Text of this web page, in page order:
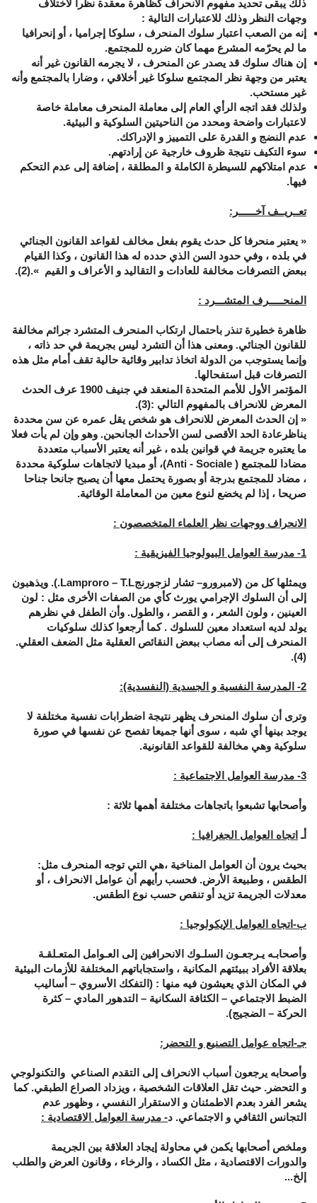
ذلك يبقى تحديد مفهوم الانحراف كظاهرة معقدة نظرا لاختلاف
وجهات النظر وذلك للاعتبارات التالية :
إنه من الصعب اعتبار سلوك المنحرف ، سلوكا إجراميا ، أو إنحرافيا
ما لم يحرّمه المشرع مهما كان ضرره للمجتمع.
إن هناك سلوك قد يصدر عن المنحرف ، لا يجرمه القانون غير أنه
يعتبر من وجهة نظر المجتمع سلوكا غير أخلاقي ، وضارا بالمجتمع وأنه
غير مستحب.
ولذلك فقد اتجه الرأي العام إلى معاملة المنحرف معاملة خاصة
لاعتبارات واضحة ومحدد من الناحيتين السلوكية و البيئية.
عدم النضج و القدرة على التمييز و الإدراكك.
سوء التكيف نتيجة ظروف خارجية عن إرادتهم.
عدم امتلاكهم للسيطرة الكاملة و المطلقة ، إضافة إلى عدم التحكم
فيها.
تعــريــف آخــــــر:
» يعتبر منحرفا كل حدث يقوم بفعل مخالف لقواعد القانون الجنائي
في بلده ، وفي حدود السن الذي حدده له هذا القانون ، وكذا القيام
ببعض التصرفات مخالفة للعادات و التقاليد و الأعراف و القيم «
.(2).
المنحـــــرف المتشـــرد :
ظاهرة خطيرة تنذر باحتمال ارتكاب المنحرف المتشرد جرائم مخالفة
للقانون الجنائي. ومعنى هذا أن التشرد ليس بجريمة في حد ذاته ،
وإنما يستوجب من الدولة اتخاذ تدابير وقائية حالية تقف أمام مثل هذه
التصرفات قبل استفحالها.
المؤتمر الأول للأمم المتحدة المنعقد في جنيف 1900 عرف الحدث
المعرض للانحراف بالمفهوم التالي :(3).
» إن الحدث المعرض للانحراف هو شخص يقل عمره عن سن محددة
يناظرعادة الحد الأقصى لسن الأحداث الجانحين. وهو وإن لم يأت فعلا
ما يعتبره جريمة في قوانين بلده ، غير أنه يعتبر الأسباب متعددة
مضادا للمجتمع ( Anti - Sociale)، أو مبديا لاتجاهات سلوكية محددة
، مضاد للمجتمع بدرجة أو بصورة يحتمل معها أن يصبح جانحا جناحا
صريحا ، إذا لم يخضع لنوع معين من المعاملة الوقائية.
الانحراف ووجهات نظر العلماء المتخصصون :
1- مدرسة العوامل البيولوجيا الفيزيقية :
ويمثلها كل من (لامبرورو– تشار لزجورنجLamproro – T.L
.). ويذهبون
إلى أن السلوك الإجرامي يورث كأي من الصفات الأخرى مثل : لون
العينين ، ولون الشعر ، و القصر ، والطول. وأن الطفل في نظرهم
يولد لديه استعداد معين للسلوك . كما أرجعوا كذلك سلوكيات
المنحرف إلى أنه مصاب ببعض النقائص العقلية مثل الضعف العقلي.
(4).
2- المدرسة النفسية و الجسدية (النفسدية):
وترى أن سلوك المنحرف يظهر نتيجة اضطرابات نفسية مختلفة لا
يوجد بينها أي شبه ، سوى أنها جميعا تفصح عن نفسها في صورة
سلوكية وهي مخالفة للقواعد القانونية.
3- مدرسة العوامل الاجتماعية :
وأصحابها تشبعوا باتجاهات مختلفة أهمها ثلاثة :
أـ اتجاه العوامل الجغرافيا :
بحيث يرون أن العوامل المناخية ،هي التي توجه المنحرف مثل:
الطقس ، وطبيعة الأرض. فحسب رأيهم أن عوامل الانحراف ، أو
معدلات الجريمة تزيد أو تنقص حسب نوع الطقس.
ب-اتجاه العوامل الإيكولوجيا :
وأصحابـه يـرجعـون السلـوك الانحرافين إلى العـوامل المتعـلقـة
بعلاقة الأفراد ببيئتهم المكانية ، واستجاباتهم المختلفة للأزمات البيئية
في المكان الذي يعيشون فيه منها : (التفكك الأسروي – أساليب
الضبط الاجتماعي – الكثافة السكانية – التدهور المادي – كثرة
الحركة – الضجيج).
جـ-اتجاه عوامل التصنيع و التحضر:
وأصحابه يرجعون أسباب الانحراف إلى التقدم الصناعي والتكنولوجي
و التحضر. حيث تقل العلاقات الشخصية ، ويزداد الصراع الطبقي. كما
يشعر الفرد بعدم الاطمئنان و الاستقرار النفسي ، وظهور عدم
التجانس الثقافي و الاجتماعي. د- مدرسة العوامل الاقتصادية :
وملخص أصحابها يكمن في محاولة إيجاد العلاقة بين الجريمة
والدورات الاقتصادية ، مثل الكساد ، والرخاء ، وقانون العرض والطلب
إلخ...